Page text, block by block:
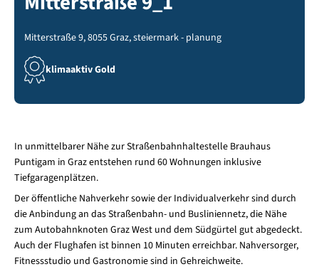
Mitterstraße 9, 8055 Graz, steiermark - planung
klimaaktiv Gold
In unmittelbarer Nähe zur Straßenbahnhaltestelle Brauhaus
Puntigam in Graz entstehen rund 60 Wohnungen inklusive
Tiefgaragenplätzen.
Der öffentliche Nahverkehr sowie der Individualverkehr sind durch
die Anbindung an das Straßenbahn- und Busliniennetz, die Nähe
zum Autobahnknoten Graz West und dem Südgürtel gut abgedeckt.
Auch der Flughafen ist binnen 10 Minuten erreichbar. Nahversorger,
Fitnessstudio und Gastronomie sind in Gehreichweite.